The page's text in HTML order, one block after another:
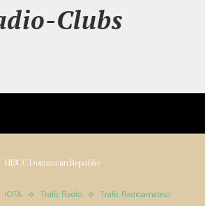
Clubs
HI3CC Dominican Republic
IOTA Trafic Radio Trafic Radioamateur